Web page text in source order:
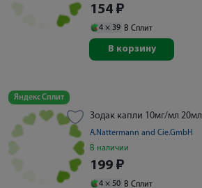
154 ₽
4 × 39 В Сплит
В корзину
Яндекс Сплит
Зодак капли 10мг/мл 20мл
A.Nattermann and Cie.GmbH
В наличии
199 ₽
4 × 50 В Сплит